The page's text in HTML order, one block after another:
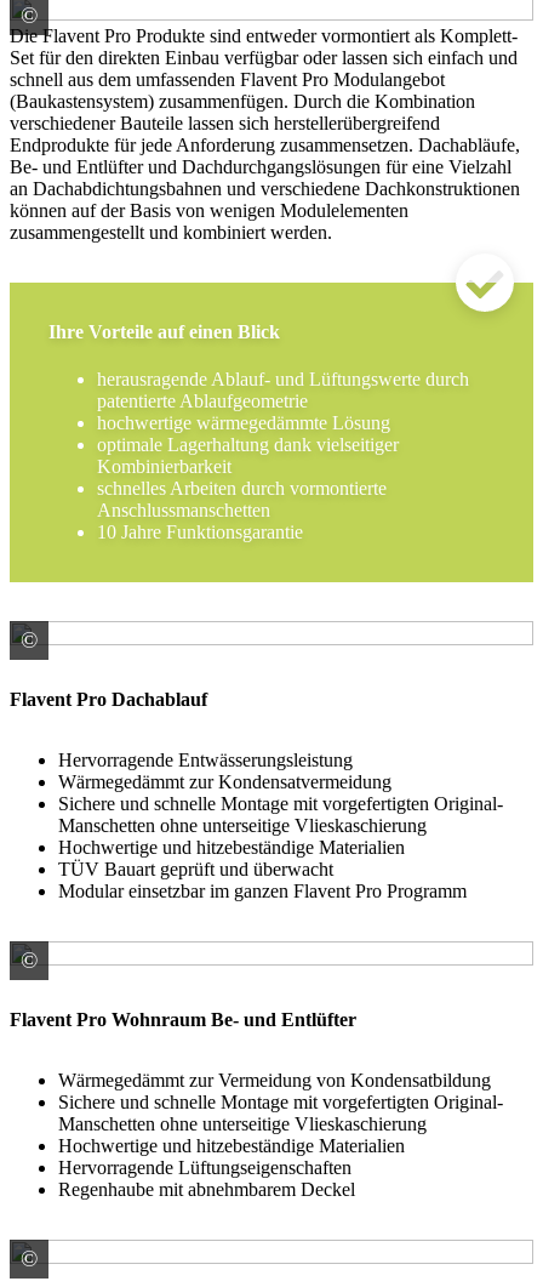
©
BMI Deutschland GmbH Marke Klöber
Die Flavent Pro Produkte sind entweder vormontiert als Komplett-
Set für den direkten Einbau verfügbar oder lassen sich einfach und
schnell aus dem umfassenden Flavent Pro Modulangebot
(Baukastensystem) zusammenfügen. Durch die Kombination
verschiedener Bauteile lassen sich herstellerübergreifend
Endprodukte für jede Anforderung zusammensetzen. Dachabläufe,
Be- und Entlüfter und Dachdurchgangslösungen für eine Vielzahl
an Dachabdichtungsbahnen und verschiedene Dachkonstruktionen
können auf der Basis von wenigen Modulelementen
zusammengestellt und kombiniert werden.
Ihre Vorteile auf einen Blick
herausragende Ablauf- und Lüftungswerte durch
patentierte Ablaufgeometrie
hochwertige wärmegedämmte Lösung
optimale Lagerhaltung dank vielseitiger
Kombinierbarkeit
schnelles Arbeiten durch vormontierte
Anschlussmanschetten
10 Jahre Funktionsgarantie
© BMI Deutschland GmbH Marke Klöber
Flavent Pro Dachablauf
Hervorragende Entwässerungsleistung
Wärmegedämmt zur Kondensatvermeidung
Sichere und schnelle Montage mit vorgefertigten Original-
Manschetten ohne unterseitige Vlieskaschierung
Hochwertige und hitzebeständige Materialien
TÜV Bauart geprüft und überwacht
Modular einsetzbar im ganzen Flavent Pro Programm
© BMI Deutschland GmbH Marke Klöber
Flavent Pro Wohnraum Be- und Entlüfter
Wärmegedämmt zur Vermeidung von Kondensatbildung
Sichere und schnelle Montage mit vorgefertigten Original-
Manschetten ohne unterseitige Vlieskaschierung
Hochwertige und hitzebeständige Materialien
Hervorragende Lüftungseigenschaften
Regenhaube mit abnehmbarem Deckel
© BMI Deutschland GmbH Marke Klöber